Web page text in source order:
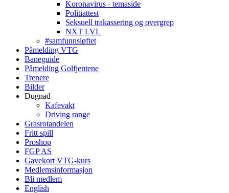
Koronavirus - temaside
Politiattest
Seksuell trakassering og overgrep
NXT LVL
#samfunnsløftet
Påmelding VTG
Baneguide
Påmelding Golfjentene
Trenere
Bilder
Dugnad
Kafevakt
Driving range
Grasrotandelen
Fritt spill
Proshop
FGP AS
Gavekort VTG-kurs
Medlemsinformasjon
Bli medlem
English